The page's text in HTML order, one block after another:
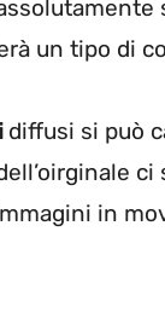
un tipo di
diffusi si può
in